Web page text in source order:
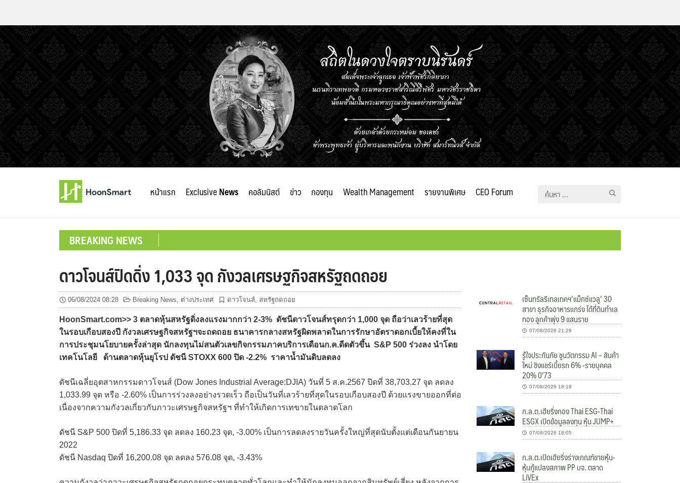
หน้าแรก ExclusiveNews คอลัมนิสต์ ข่าว กองทุน Wealth Management รายงานพิเศษ CEO Forum
ค้นหา
BREAKING NEWS
ดาวโจนส์ปิดดิ่ง 1,033 จุด กังวลเศรษฐกิจสหรัฐถดถอย
06/08/2024 08:28 Breaking News, ต่างประเทศ ดาวโจนส์, สหรัฐถดถอย
HoonSmart.com>> 3 ตลาดหุ้นสหรัฐดิ่งลงแรงมากกว่า 2-3% ดัชนีดาวโจนส์ทรุดกว่า 1,000 จุด ถือว่าเลวร้ายที่สุด
ในรอบเกือบสองปี กังวลเศรษฐกิจสหรัฐฯจะถดถอย ธนาคารกลางสหรัฐผิดพลาดในการรักษาอัตราดอกเบี้ยให้คงที่ใน
การประชุมนโยบายครั้งล่าสุด นักลงทุนไม่สนตัวเลขกิจกรรมภาคบริการเดือนก.ค.ดีดตัวขึ้น S&P 500 ร่วงลง นำโดย
เทคโนโลยี ด้านตลาดหุ้นยุโรป ดัชนี STOXX 600 ปิด -2.2% ราคาน้ำมันดิบลดลง
ดัชนีเฉลี่ยอุตสาหกรรมดาวโจนส์ (Dow Jones Industrial Average:DJIA) วันที่ 5 ส.ค.2567 ปิดที่ 38,703.27 จุด ลดลง
1,033.99 จุด หรือ -2.60% เป็นการร่วงลงอย่างรวดเร็ว ถือเป็นวันที่เลวร้ายที่สุดในรอบเกือบสองปี ด้วยแรงขายออกที่ต่อ
เนื่องจากความกังวลเกี่ยวกับภาวะเศรษฐกิจสหรัฐฯ ที่ทำให้เกิดการเทขายในตลาดโลก
ดัชนี S&P 500 ปิดที่ 5,186.33 จุด ลดลง 160.23 จุด, -3.00% เป็นการลดลงรายวันครั้งใหญ่ที่สุดนับตั้งแต่เดือนกันยายน
2022
ดัชนี Nasdaq ปิดที่ 16,200.08 จุด ลดลง 576.08 จุด, -3.43%
เซ็นทรัลรีเทลเทคฯ’แม็กซ์แวลู’ 30
สาขา ธุรกิจอาหารแกร่ง ได้ที่ดินทำเล
ทอง ลูกค้าพุ่ง 9 แสนราย
07/08/2026 21:29
รู้ใจประกันภัย ชูนวัตกรรม AI – สินค้า
ใหม่ ชิงแชร์เบี้ยรถ 6% -รายบุคคล
20% ปี’73
07/08/2026 18:18
ก.ล.ต.เฮียริ่งกอง Thai ESG-Thai
ESGX เปิดข้อมูลลงทุน หุ้น JUMP+
07/08/2026 18:05
ก.ล.ต.เปิดเฮียริ่งร่างเกณฑ์ขายหุ้น-
หุ้นกู้แปลงสภาพ PP บจ. ตลาด
LiVEx